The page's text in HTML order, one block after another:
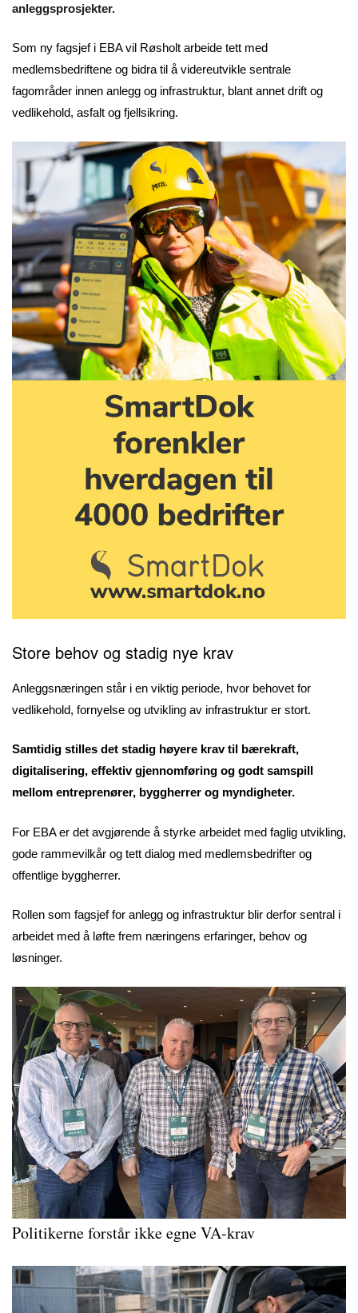
anleggsprosjekter.
Som ny fagsjef i EBA vil Røsholt arbeide tett med
medlemsbedriftene og bidra til å videreutvikle sentrale
fagområder innen anlegg og infrastruktur, blant annet drift og
vedlikehold, asfalt og fjellsikring.
Store behov og stadig nye krav
Anleggsnæringen står i en viktig periode, hvor behovet for
vedlikehold, fornyelse og utvikling av infrastruktur er stort.
Samtidig stilles det stadig høyere krav til bærekraft,
digitalisering, effektiv gjennomføring og godt samspill
mellom entreprenører, byggherrer og myndigheter.
For EBA er det avgjørende å styrke arbeidet med faglig utvikling,
gode rammevilkår og tett dialog med medlemsbedrifter og
offentlige byggherrer.
Rollen som fagsjef for anlegg og infrastruktur blir derfor sentral i
arbeidet med å løfte frem næringens erfaringer, behov og
løsninger.
Politikerne forstår ikke egne VA-krav